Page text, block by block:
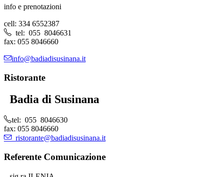
info e prenotazioni
cell: 334 6552387
tel: 055 8046631
fax: 055 8046660
info@badiadisusinana.it
Ristorante
Badia di Susinana
tel: 055 8046630
fax: 055 8046660
ristorante@badiadisusinana.it
Referente Comunicazione